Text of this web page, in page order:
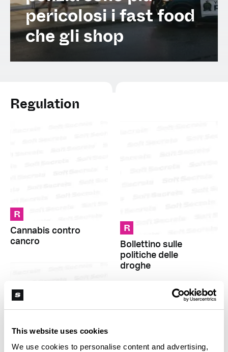
This website uses cookies
We use cookies to personalise content and advertising,
Spanish (Latin America)
German
Czech
pericolosi i fast food
che gli shop
Regulation
R
Cannabis contro
cancro
R
Bollettino sulle
politiche delle
droghe